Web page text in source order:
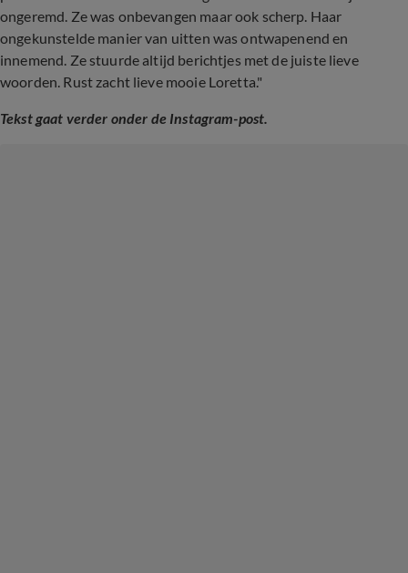
ongeremd. Ze was onbevangen maar ook scherp. Haar
ongekunstelde manier van uitten was ontwapenend en
innemend. Ze stuurde altijd berichtjes met de juiste lieve
woorden. Rust zacht lieve mooie Loretta."
Tekst gaat verder onder de Instagram-post.